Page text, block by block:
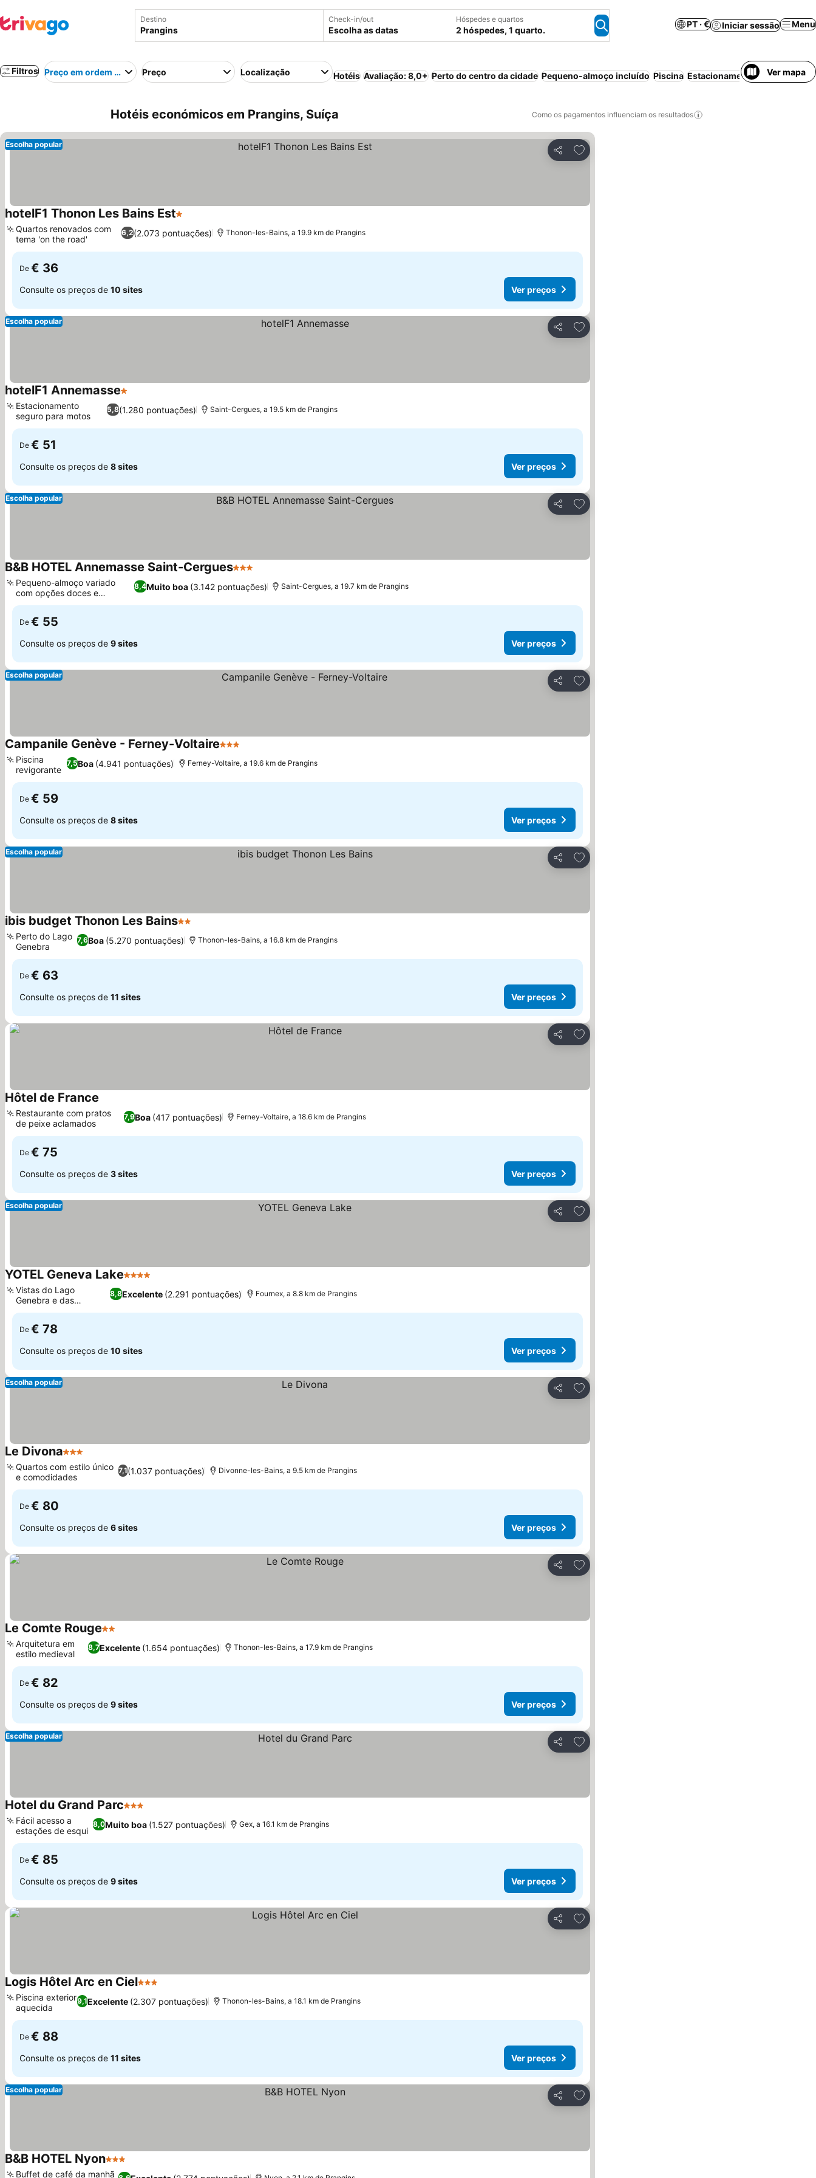
Destino Check-in/out
Escolha as datas
Hóspedes e quartos
2 hóspedes, 1 quarto.
PT · € Iniciar sessão Menu
Filtros Preço em ordem crescentePreço Localização Hotéis Avaliação: 8,0+ Perto do centro da cidade Pequeno-almoço incluído Piscina Estacionamento Praia
Ver mapa
Hotéis económicos em Prangins, Suíça Como os pagamentos influenciam os resultados
Partilhar
Adicionar aos favoritos
Escolha popular
hotelF1 Thonon Les Bains Est1 Estrelas
6,2(2.073 pontuações)
Quartos renovados com
tema 'on the road'
Thonon-les-Bains, a 19.9 km de Prangins
De € 36
Consulte os preços de 10 sites Ver preços
Partilhar
Adicionar aos favoritos
Escolha popular
hotelF1 Annemasse1 Estrelas
5,8(1.280 pontuações)
Estacionamento
seguro para motos
Saint-Cergues, a 19.5 km de Prangins
De € 51
Consulte os preços de 8 sites Ver preços
Partilhar
Adicionar aos favoritos
Escolha popular
B&B HOTEL Annemasse Saint-Cergues3 Estrelas
8,4Muito boa (3.142 pontuações)
Pequeno-almoço variado
com opções doces e
salgadas
Saint-Cergues, a 19.7 km de Prangins
De € 55
Consulte os preços de 9 sites Ver preços
Partilhar
Adicionar aos favoritos
Escolha popular
Campanile Genève - Ferney-Voltaire3 Estrelas
7,5Boa (4.941 pontuações)
Piscina
revigorante
Ferney-Voltaire, a 19.6 km de Prangins
De € 59
Consulte os preços de 8 sites Ver preços
Partilhar
Adicionar aos favoritos
Escolha popular
ibis budget Thonon Les Bains2 Estrelas
7,6Boa (5.270 pontuações)
Perto do Lago
Genebra
Thonon-les-Bains, a 16.8 km de Prangins
De € 63
Consulte os preços de 11 sites Ver preços
Partilhar
Adicionar aos favoritos
Hôtel de France
7,9Boa (417 pontuações)
Restaurante com pratos
de peixe aclamados
Ferney-Voltaire, a 18.6 km de Prangins
De € 75
Consulte os preços de 3 sites Ver preços
Partilhar
Adicionar aos favoritos
Escolha popular
YOTEL Geneva Lake4 Estrelas
8,8Excelente (2.291 pontuações)
Vistas do Lago
Genebra e das
montanhas
Fournex, a 8.8 km de Prangins
De € 78
Consulte os preços de 10 sites Ver preços
Partilhar
Adicionar aos favoritos
Escolha popular
Le Divona3 Estrelas
7,1(1.037 pontuações)
Quartos com estilo único
e comodidades
Divonne-les-Bains, a 9.5 km de Prangins
De € 80
Consulte os preços de 6 sites Ver preços
Partilhar
Adicionar aos favoritos
Le Comte Rouge2 Estrelas
8,7Excelente (1.654 pontuações)
Arquitetura em
estilo medieval
Thonon-les-Bains, a 17.9 km de Prangins
De € 82
Consulte os preços de 9 sites Ver preços
Partilhar
Adicionar aos favoritos
Escolha popular
Hotel du Grand Parc3 Estrelas
8,0Muito boa (1.527 pontuações)
Fácil acesso a
estações de esqui
Gex, a 16.1 km de Prangins
De € 85
Consulte os preços de 9 sites Ver preços
Partilhar
Adicionar aos favoritos
Logis Hôtel Arc en Ciel3 Estrelas
9,1Excelente (2.307 pontuações)
Piscina exterior
aquecida
Thonon-les-Bains, a 18.1 km de Prangins
De € 88
Consulte os preços de 11 sites Ver preços
Partilhar
Adicionar aos favoritos
Escolha popular
B&B HOTEL Nyon3 Estrelas
Buffet de café da manhã